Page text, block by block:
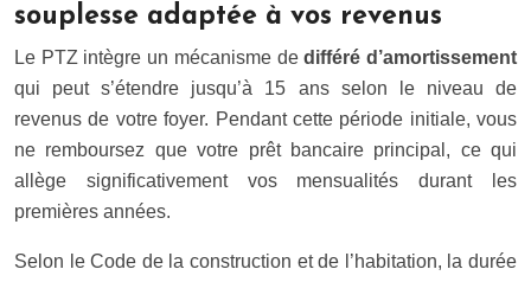
souplesse adaptée à vos revenus
Le PTZ intègre un mécanisme dedifféré d’amortissement
qui peut s’étendre jusqu’à 15 ans selon le niveau de
revenus de votre foyer. Pendant cette période initiale, vous
ne remboursez que votre prêt bancaire principal, ce qui
allège significativement vos mensualités durant les
premières années.
Selon le Code de la construction et de l’habitation, la durée